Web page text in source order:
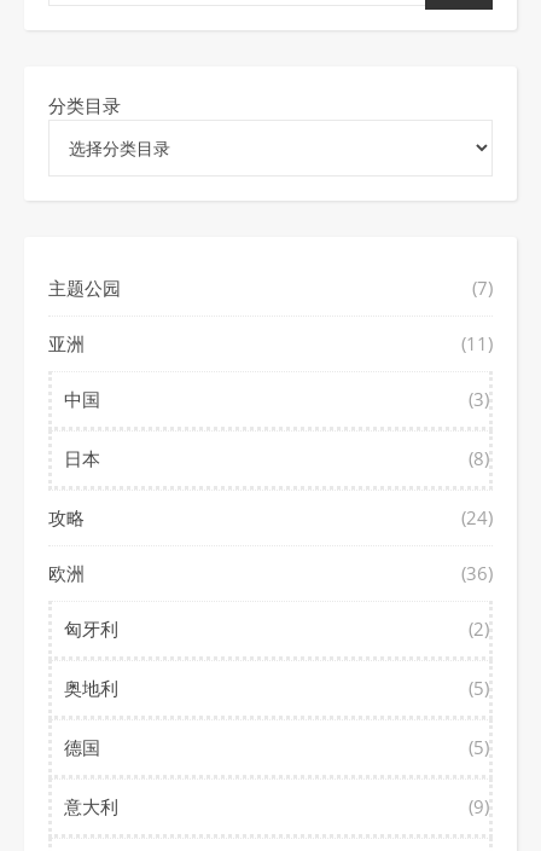
分类目录
主题公园 (7)
亚洲 (11)
中国 (3)
日本 (8)
攻略 (24)
欧洲 (36)
匈牙利 (2)
奥地利 (5)
德国 (5)
意大利 (9)